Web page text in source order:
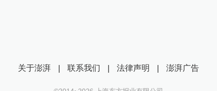
关于澎湃 | 联系我们 | 法律声明 | 澎湃广告